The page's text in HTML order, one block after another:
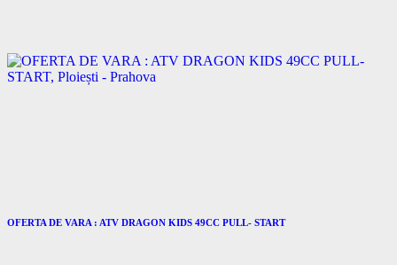
OFERTA DE VARA : ATV DRAGON KIDS 49CC PULL- START